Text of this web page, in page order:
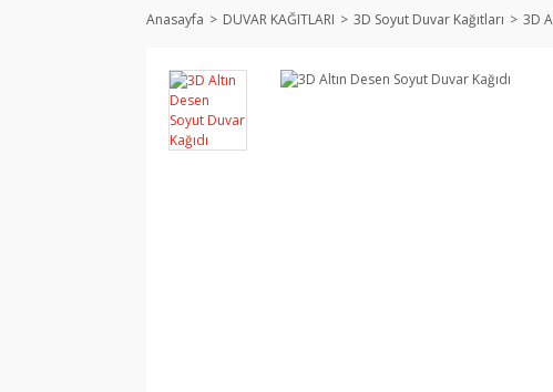
Anasayfa DUVAR KAĞITLARI 3D Soyut Duvar Kağıtları 3D